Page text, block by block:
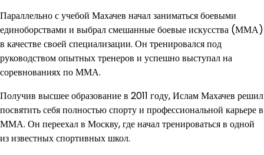
Параллельно с учебой Махачев начал заниматься боевыми
единоборствами и выбрал смешанные боевые искусства (ММА)
в качестве своей специализации. Он тренировался под
руководством опытных тренеров и успешно выступал на
соревнованиях по ММА.
Получив высшее образование в 2011 году, Ислам Махачев решил
посвятить себя полностью спорту и профессиональной карьере в
ММА. Он переехал в Москву, где начал тренироваться в одной
из известных спортивных школ.